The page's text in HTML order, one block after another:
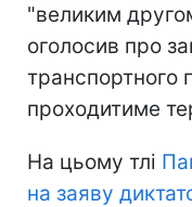
"великим
оголосив про
транспортного
проходитиме
На цьому тлі
на заяву